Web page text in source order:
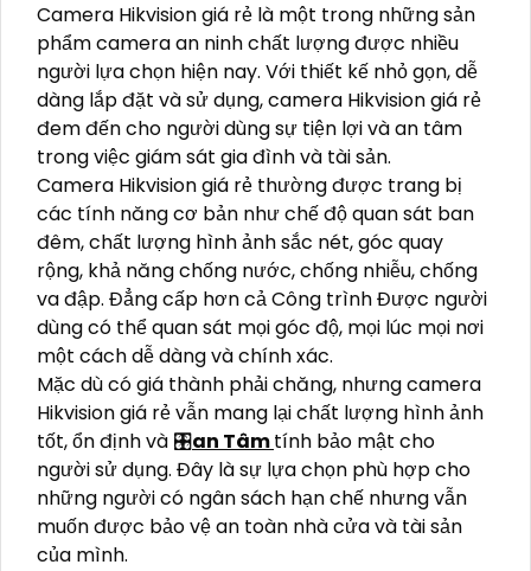
Camera Hikvision giá rẻ là một trong những sản
phẩm camera an ninh chất lượng được nhiều
người lựa chọn hiện nay. Với thiết kế nhỏ gọn, dễ
dàng lắp đặt và sử dụng, camera Hikvision giá rẻ
đem đến cho người dùng sự tiện lợi và an tâm
trong việc giám sát gia đình và tài sản.
Camera Hikvision giá rẻ thường được trang bị
các tính năng cơ bản như chế độ quan sát ban
đêm, chất lượng hình ảnh sắc nét, góc quay
rộng, khả năng chống nước, chống nhiễu, chống
va đập. Đẳng cấp hơn cả Công trình Được người
dùng có thể quan sát mọi góc độ, mọi lúc mọi nơi
một cách dễ dàng và chính xác.
Mặc dù có giá thành phải chăng, nhưng camera
Hikvision giá rẻ vẫn mang lại chất lượng hình ảnh
tốt, ổn định và 🎛an Tâmtính bảo mật cho
người sử dụng. Đây là sự lựa chọn phù hợp cho
những người có ngân sách hạn chế nhưng vẫn
muốn được bảo vệ an toàn nhà cửa và tài sản
của mình.